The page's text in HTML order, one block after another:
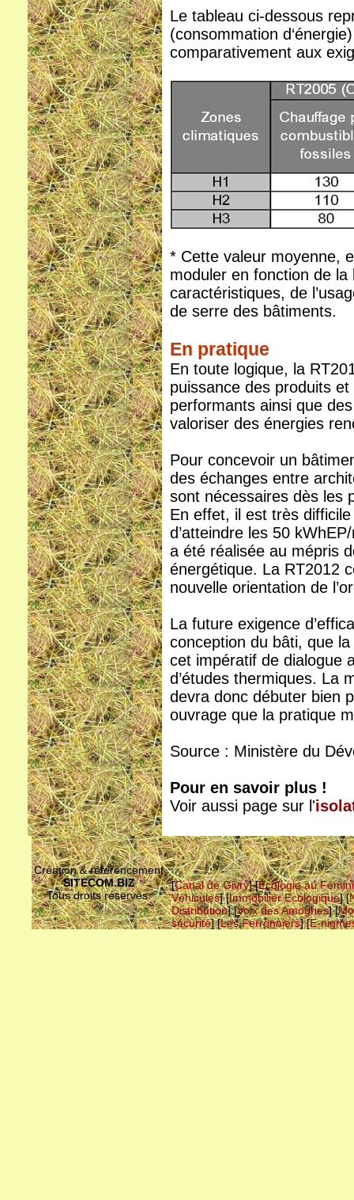
Le tableau ci-dessous
(consommation
comparativement aux
* Cette valeur moyenne,
moduler en fonction de
caractéristiques, de
de serre des bâtiments.
En pratique
En toute logique, la
puissance des produits
performants ainsi que
valoriser des énergies
Pour concevoir un
des échanges entre
sont nécessaires dès les
En effet, il est très
d’atteindre les 50
a été réalisée au mépris
énergétique. La RT2012
nouvelle orientation de
La future exigence
conception du bâti, que
cet impératif de dialogue
d’études thermiques. La
devra donc débuter bien
ouvrage que la pratique
Source : Ministère du
Pour en savoir plus !
Voir aussi page sur l'
Création & référencement
SITECOM.BIZ
Tous droits réservés.
[Canal de Givry] [Ecologie au
Véhicules] [Immobilier Ecologique] [
Distribution] [Voix des Amognes] [
sécurité] [Les Ferronniers] [E-